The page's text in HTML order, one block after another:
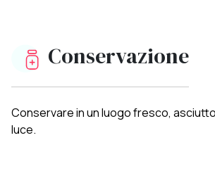
Conservazione
Conservare in un luogo fresco,
luce.